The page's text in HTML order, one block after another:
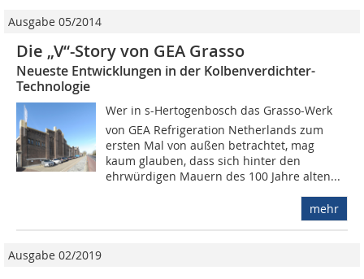
Ausgabe 05/2014
Die „V“-Story von GEA Grasso
Neueste Entwicklungen in der Kolbenverdichter-
Technologie
Wer in s-Hertogenbosch das Grasso-Werk
von GEA Refrigeration Netherlands zum
ersten Mal von außen betrachtet, mag
kaum glauben, dass sich hinter den
ehrwürdigen Mauern des 100 Jahre alten...
mehr
Ausgabe 02/2019